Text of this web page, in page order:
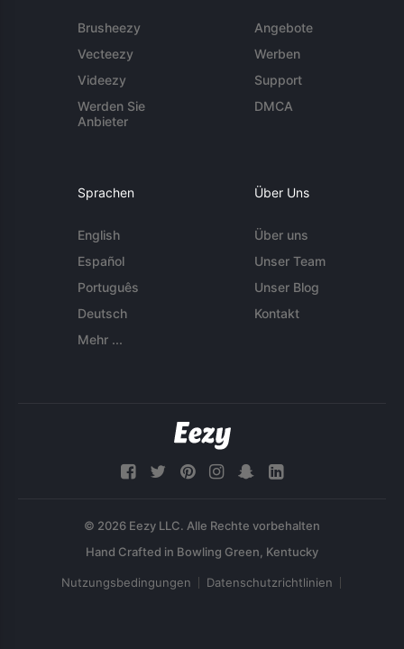
Brusheezy
Vecteezy
Videezy
Werden Sie
Anbieter
Angebote
Werben
Support
DMCA
Sprachen
English
Español
Português
Deutsch
Mehr ...
Über Uns
Über uns
Unser Team
Unser Blog
Kontakt
© 2026 Eezy LLC. Alle Rechte vorbehalten
Nutzungsbedingungen Datenschutzrichtlinien